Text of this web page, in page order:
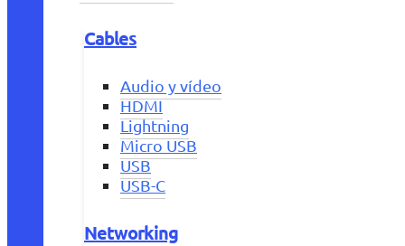
Cables
Audio y vídeo
HDMI
Lightning
Micro USB
USB
USB-C
Networking